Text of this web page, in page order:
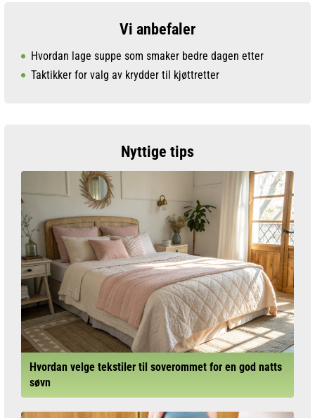
Vi anbefaler
Hvordan lage suppe som smaker bedre dagen etter
Taktikker for valg av krydder til kjøttretter
Nyttige tips
Hvordan velge tekstiler til soverommet for en god natts
søvn